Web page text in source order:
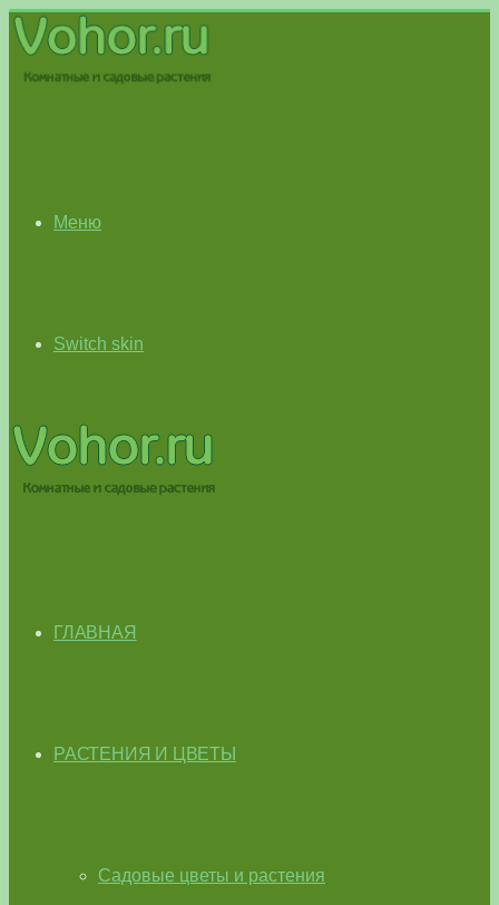
Меню
Switch skin
ГЛАВНАЯ
РАСТЕНИЯ И ЦВЕТЫ
Садовые цветы и растения